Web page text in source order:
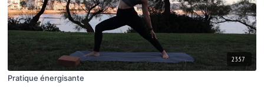
23:57
Pratique énergisante